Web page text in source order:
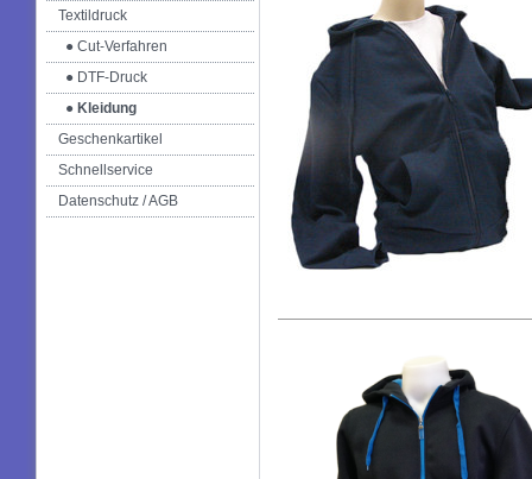
Textildruck
● Cut-Verfahren
● DTF-Druck
● Kleidung
Geschenkartikel
Schnellservice
Datenschutz / AGB